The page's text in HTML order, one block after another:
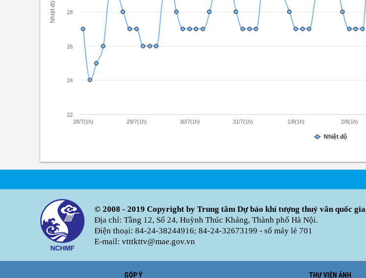
Nhiệt độ
Nhiệt độ
28/7(1h) 29/7(1h) 30/7(1h) 31/7(1h) 1/8(1h) 2/8(1h)
22
24
26
28
© 2008 - 2019 Copyright by Trung tâm Dự báo khí tượng thuỷ văn quốc gia
Địa chỉ: Tầng 12, Số 24, Huỳnh Thúc Kháng, Thành phố Hà Nội.
Điện thoại: 84-24-38244916; 84-24-32673199 - số máy lẻ 701
E-mail: vtttkttv@mae.gov.vn
GÓP Ý THƯ VIỆN ẢNH